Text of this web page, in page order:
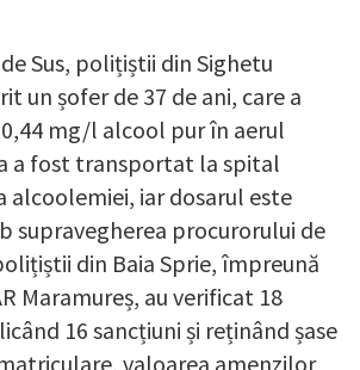
Sus, polițiștii din Sighetu
un șofer de 37 de ani, care a
mg/l alcool pur în aerul
a fost transportat la spital
alcoolemiei, iar dosarul este
supravegherea procurorului de
din Baia Sprie, împreună
Maramureș, au verificat 18
16 sancțiuni și reținând șase
valoarea amenzilor